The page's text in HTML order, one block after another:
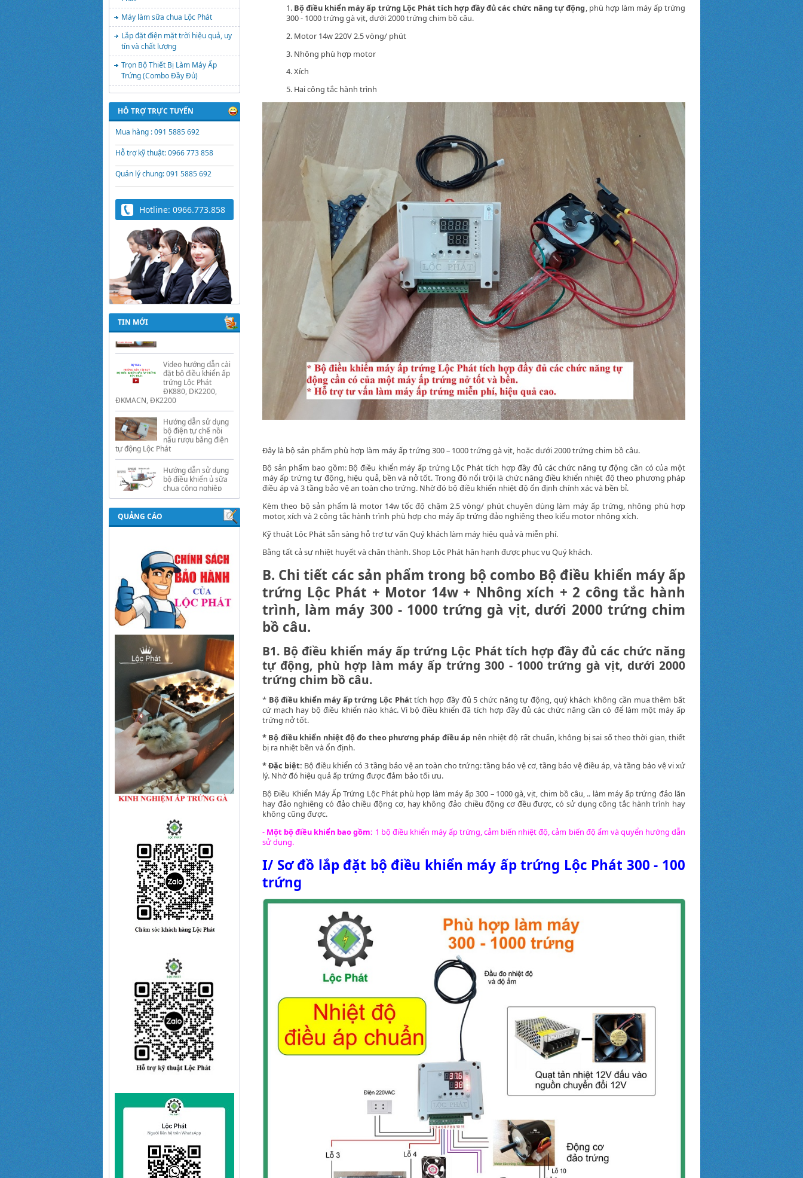
1. Bộ điều khiển máy ấp trứng Lộc Phát tích hợp đầy đủ các chức năng tự động, phù hợp làm máy ấp trứng
300 - 1000 trứng gà vịt, dưới 2000 trứng chim bồ câu.
2. Motor 14w 220V 2.5 vòng/ phút
3. Nhông phù hợp motor
4. Xích
5. Hai công tắc hành trình
Đây là bộ sản phẩm phù hợp làm máy ấp trứng 300 – 1000 trứng gà vịt, hoặc dưới 2000 trứng chim bồ câu.
Bộ sản phẩm bao gồm: Bộ điều khiển máy ấp trứng Lộc Phát tích hợp đầy đủ các chức năng tự động cần có của một
máy ấp trứng tự động, hiệu quả, bền và nở tốt. Trong đó nổi trội là chức năng điều khiển nhiệt độ theo phương pháp
điều áp và 3 tầng bảo vệ an toàn cho trứng. Nhờ đó bộ điều khiển nhiệt độ ổn định chính xác và bền bỉ.
Kèm theo bộ sản phẩm là motor 14w tốc độ chậm 2.5 vòng/ phút chuyên dùng làm máy ấp trứng, nhông phù hợp
motor, xích và 2 công tắc hành trình phù hợp cho máy ấp trứng đảo nghiêng theo kiểu motor nhông xích.
Kỹ thuật Lộc Phát sẵn sàng hỗ trợ tư vấn Quý khách làm máy hiệu quả và miễn phí.
Bằng tất cả sự nhiệt huyết và chân thành. Shop Lộc Phát hân hạnh được phục vụ Quý khách.
B. Chi tiết các sản phẩm trong bộ combo Bộ điều khiển máy ấp
trứng Lộc Phát + Motor 14w + Nhông xích + 2 công tắc hành
trình, làm máy 300 - 1000 trứng gà vịt, dưới 2000 trứng chim
bồ câu.
B1. Bộ điều khiển máy ấp trứng Lộc Phát tích hợp đầy đủ các chức năng
tự động, phù hợp làm máy ấp trứng 300 - 1000 trứng gà vịt, dưới 2000
trứng chim bồ câu.
* Bộ điều khiển máy ấp trứng Lộc Phát tích hợp đầy đủ 5 chức năng tự động, quý khách không cần mua thêm bất
cứ mạch hay bộ điều khiển nào khác. Vì bộ điều khiển đã tích hợp đầy đủ các chức năng cần có để làm một máy ấp
trứng nở tốt.
* Bộ điều khiển nhiệt độ đo theo phương pháp điều áp nên nhiệt độ rất chuẩn, không bị sai số theo thời gian, thiết
bị ra nhiệt bền và ổn định.
* Đặc biệt: Bộ điều khiển có 3 tầng bảo vệ an toàn cho trứng: tầng bảo vệ cơ, tầng bảo vệ điều áp, và tầng bảo vệ vi xử
lý. Nhờ đó hiệu quả ấp trứng được đảm bảo tối ưu.
Bộ Điều Khiển Máy Ấp Trứng Lộc Phát phù hợp làm máy ấp 300 – 1000 gà, vịt, chim bồ câu, .. làm máy ấp trứng đảo lăn
hay đảo nghiêng có đảo chiều động cơ, hay không đảo chiều động cơ đều được, có sử dụng công tắc hành trình hay
không cũng được.
- Một bộ điều khiển bao gồm: 1 bộ điều khiển máy ấp trứng, cảm biến nhiệt độ, cảm biến độ ẩm và quyển hướng dẫn
sử dụng.
I/ Sơ đồ lắp đặt bộ điều khiển máy ấp trứng Lộc Phát 300 - 100
trứng
Máy làm sữa chua Lộc Phát
Lắp đặt điện mặt trời hiệu quả, uy
tín và chất lượng
Trọn Bộ Thiết Bị Làm Máy Ấp
Trứng (Combo Đầy Đủ)
HỖ TRỢ TRỰC TUYẾN
Mua hàng : 091 5885 692
Hỗ trợ kỹ thuật: 0966 773 858
Quản lý chung: 091 5885 692
Hotline: 0966.773.858
TIN MỚI
Trứng Giả Lộc Phát
Có Nước - Giải Pháp
Ấp Hiệu Quả Cho Gà,
Vịt, Bồ Câu
Video hướng dẫn cài
đặt bộ điều khiển ấp
ĐKMACN, ĐK2200
Hướng dẫn sử dụng
bộ điện tự chế nồi
nấu rượu bằng điện
tự động Lộc Phát
Hướng dẫn sử dụng
bộ điều khiển ủ sữa
chua công nghiệp
Hướng dẫn sử dụng
bộ điều khiển độ ẩm
QUẢNG CÁO